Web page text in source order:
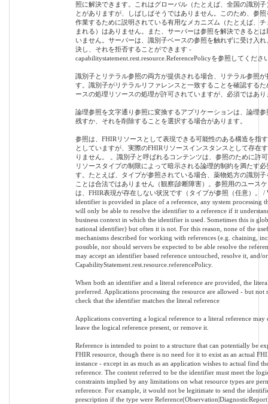
照に解決できます。これはグローバル（たとえば、全国の識別子
とがありますが、しばしばそうではありません。このため、参照
作業するために説明されている有用なメカニズム（たとえば、チ
まれる）はありません。また、サーバーは参照を解決できるとは
いません。サーバーは、識別子ベースの参照を触れずに受け入れ
決し、それを拒否することができます -
capabilitystatement.rest.resource.ReferencePolicyを参照してくださ
識別子とリテラル参照の両方が提供される場合、リテラル参照が
す。識別子がリテラルリファレンスと一致することを確認するた
ースの処理リソースの処理が許可されていますが、必須ではあり
論理参照を文字通り参照に変換するアプリケーションは、論理参
残すか、それを削除することを選択する場合があります。
参照は、FHIRリソースとして表現できる可能性のある構造を指
としていますが、実際のFHIRリソースインスタンスとして存在
りません。 。識別子と呼ばれるコンテンツは、参照のために許
リソースタイプの制限によって暗示される論理的制約を満たす必
す。たとえば、タイプが参照されている場合、薬物処方の識別子
ことは合法ではありません（観察|診断障害）。参照用のユース
は、FHIR表現が存在しない状況です（タイプが参照（任意）。 /
identifier is provided in place of a reference, any system processing
will only be able to resolve the identifier to a reference if it
business context in which the identifier is used. Sometimes this is
national identifier) but often it is not. For this reason, none of the
mechanisms described for working with references (e.g. chaining,
possible, nor should servers be expected to be able resolve the
may accept an identifier based reference untouched, resolve it, and/
CapabilityStatement.rest.resource.referencePolicy.
When both an identifier and a literal reference are provided, the
preferred. Applications processing the resource are allowed - but not
check that the identifier matches the literal reference
Applications converting a logical reference to a literal reference may
leave the logical reference present, or remove it.
Reference is intended to point to a structure that can potentially be
FHIR resource, though there is no need for it to exist as an actual
instance - except in as much as an application wishes to actual find
reference. The content referred to be the identifier must meet the
constraints implied by any limitations on what resource types are
reference. For example, it would not be legitimate to send the
prescription if the type were